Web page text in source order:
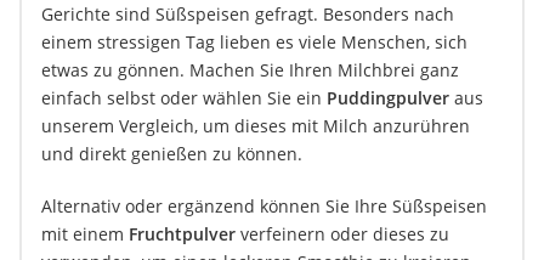
Gerichte sind Süßspeisen gefragt. Besonders nach
einem stressigen Tag lieben es viele Menschen, sich
etwas zu gönnen. Machen Sie Ihren Milchbrei ganz
einfach selbst oder wählen Sie ein Puddingpulver aus
unserem Vergleich, um dieses mit Milch anzurühren
und direkt genießen zu können.
Alternativ oder ergänzend können Sie Ihre Süßspeisen
mit einem Fruchtpulver verfeinern oder dieses zu